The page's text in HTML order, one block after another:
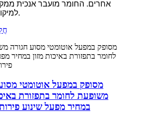
אחרים. החומר מועבר אנכית
למיקום הרצוי.
מסופק במפעל אוטומטי
משופעת לחומר בתפזורת
במחיר מפעל שינוע